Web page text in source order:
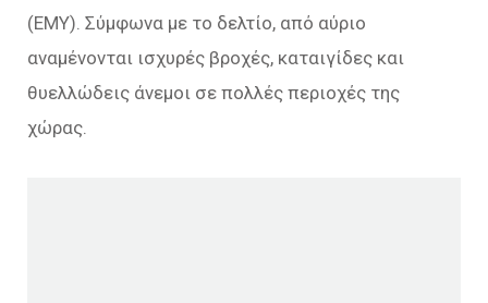
(ΕΜΥ). Σύμφωνα με το δελτίο, από αύριο
αναμένονται ισχυρές βροχές, καταιγίδες και
θυελλώδεις άνεμοι σε πολλές περιοχές της
χώρας.